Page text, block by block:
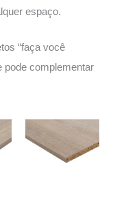
espaço.
“faça você
pode complementar